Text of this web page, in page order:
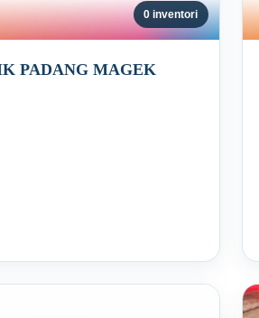
0 inventori
PADANG MAGEK